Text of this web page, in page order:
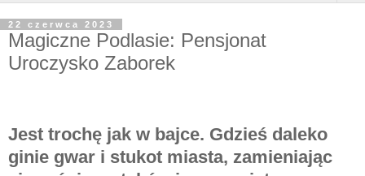
22 czerwca 2023
Magiczne Podlasie: Pensjonat
Uroczysko Zaborek
Jest trochę jak w bajce. Gdzieś daleko
ginie gwar i stukot miasta, zamieniając